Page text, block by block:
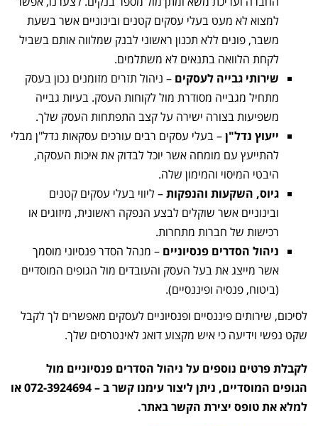
למצוא לא מעט בעלי עסקים קטנים ובינוניים אשר בשעת
משבר, פונים ללא תכנון ראשוני לבנק שמלווה אותם בשביל
לקחת הלוואה בתנאים לא משתלמים.
שירותי גבייה לעסקים – ניהול תזרים מזומנים נכון בעסק
מתחיל מגבייה מסודרת מול לקוחות העסק. בעיות גבייה
משפיעות בצורה ישירה על קצב התפתחות העסק שלך.
ייעוץ נדל"ן– בעלי עסקים רבים עורכים עסקאות נדל"ן מבלי
להתייעץ עם מומחה אשר יוכל לבדוק את איכות העסקה,
היבטי המיסוי והמימון שלה.
גיוס, השקעות והנפקות– ליווי בעלי עסקים קטנים
ובינוניים אשר שוקלים לבצע הנפקה ראשונית, מיזוגים או
רכישות של חברות מתחרות.
ניהול הסדרים פנסיוניים – מנהל הסדר פנסיוני מוסמך
אשר מייצג את בעל העסק והעובדים מול הגופים המוסדיים
(ביטוח, פנסיה ופיננסיים).
לסיכום, שירותים פיננסיים ופנסיוניים לעסקים מאפשרים לך לקבל
שקט נפשי וידיעה כי איש מקצוע דואג לאינטרסים שלך.
לקבלת פרטים נוספים על ניהול הסדרים פנסיוניים מול
הגופים המוסדיים, ניתן ליצור עימנו קשר ב – 072-3924694 או
למלא את טופס יצירת הקשר באתר.